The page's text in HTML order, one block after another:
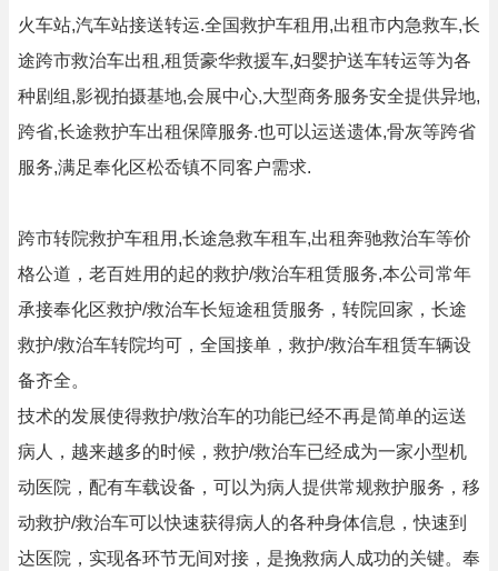
火车站,汽车站接送转运.全国救护车租用,出租市内急救车,长
途跨市救治车出租,租赁豪华救援车,妇婴护送车转运等为各
种剧组,影视拍摄基地,会展中心,大型商务服务安全提供异地,
跨省,长途救护车出租保障服务.也可以运送遗体,骨灰等跨省
服务,满足奉化区松岙镇不同客户需求.
跨市转院救护车租用,长途急救车租车,出租奔驰救治车等价
格公道，老百姓用的起的救护/救治车租赁服务,本公司常年
承接奉化区救护/救治车长短途租赁服务，转院回家，长途
救护/救治车转院均可，全国接单，救护/救治车租赁车辆设
备齐全。
技术的发展使得救护/救治车的功能已经不再是简单的运送
病人，越来越多的时候，救护/救治车已经成为一家小型机
动医院，配有车载设备，可以为病人提供常规救护服务，移
动救护/救治车可以快速获得病人的各种身体信息，快速到
达医院，实现各环节无间对接，是挽救病人成功的关键。奉